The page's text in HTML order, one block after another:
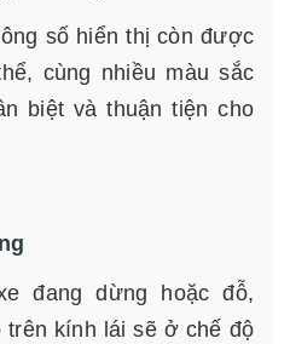
số hiển thị còn được
cùng nhiều màu sắc
biệt và thuận tiện cho
đang dừng hoặc đỗ,
trên kính lái sẽ ở chế độ